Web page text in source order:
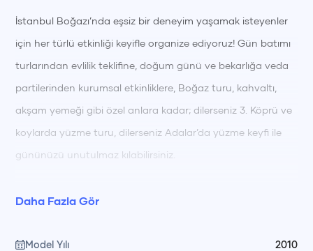
İstanbul Boğazı’nda eşsiz bir deneyim yaşamak isteyenler
için her türlü etkinliği keyifle organize ediyoruz! Gün batımı
turlarından evlilik teklifine, doğum günü ve bekarlığa veda
partilerinden kurumsal etkinliklere, Boğaz turu, kahvaltı,
akşam yemeği gibi özel anlara kadar; dilerseniz 3. Köprü ve
koylarda yüzme turu, dilerseniz Adalar’da yüzme keyfi ile
gününüzü unutulmaz kılabilirsiniz.
Yiyecek ve içeceklerinizi dışarıdan getirebilir ya da dilerseniz
lazer gösterisi, yemek ve diğer tüm özel talepleriniz için
Daha Fazla Gör
Model Yılı 2010